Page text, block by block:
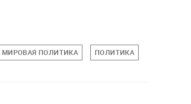
МИРОВАЯ ПОЛИТИКА ПОЛИТИКА